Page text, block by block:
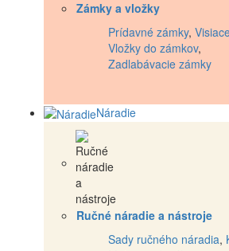
Zámky a vložky
Prídavné zámky,
Vložky do zámkov,
Zadlabávacie zámky
Náradie
Ručné náradie a nástroje
Sady ručného náradia,